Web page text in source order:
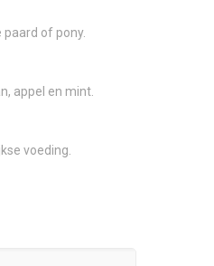
of pony.
appel en mint.
voeding.